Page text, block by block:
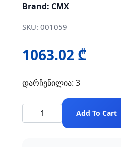
Brand: CMX
SKU: 001059
1063.02 ₾
დარჩენილია: 3
Add To Cart